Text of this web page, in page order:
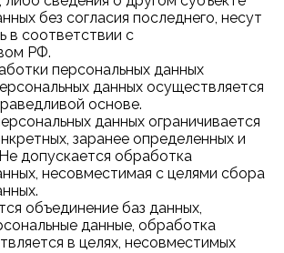
без согласия последнего, несут
в соответствии с
РФ.
персональных данных
данных осуществляется
основе.
данных ограничивается
заранее определенных и
допускается обработка
несовместимая с целями сбора
объединение баз данных,
данные, обработка
в целях, несовместимых